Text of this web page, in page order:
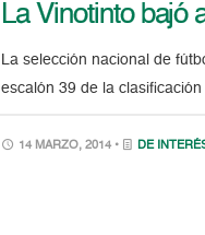
La Vinotinto bajó
La selección nacional de
escalón 39 de la
14 MARZO, 2014 • DE